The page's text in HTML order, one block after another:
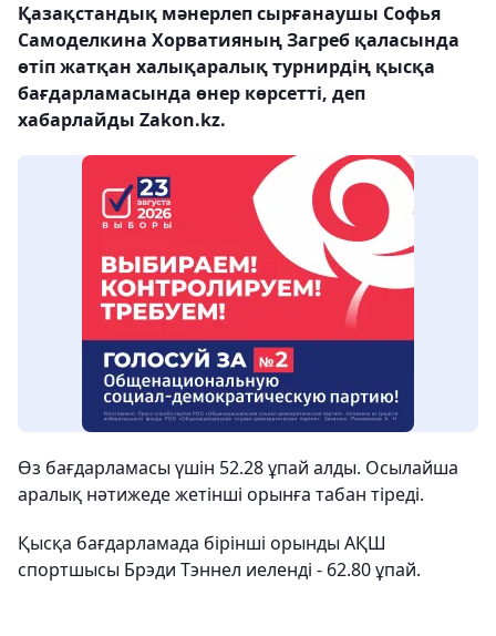
Қазақстандық мәнерлеп сырғанаушы Софья
Самоделкина Хорватияның Загреб қаласында
өтіп жатқан халықаралық турнирдің қысқа
бағдарламасында өнер көрсетті, деп
хабарлайды Zakon.kz.
Өз бағдарламаcы үшін 52.28 ұпай алды. Осылайша
аралық нәтижеде жетінші орынға табан тіреді.
Қысқа бағдарламада бірінші орынды АҚШ
спортшысы Брэди Тэннел иеленді - 62.80 ұпай.